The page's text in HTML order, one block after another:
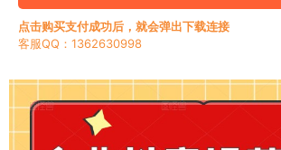
点击购买支付成功后，就会弹出下载连接
客服QQ：1362630998